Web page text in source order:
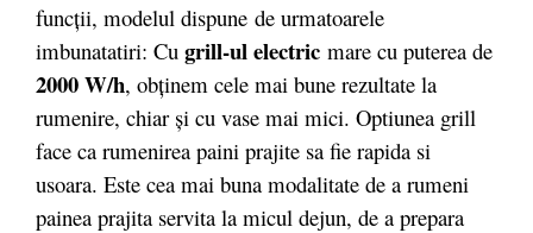
funcții, modelul dispune de urmatoarele
imbunatatiri: Cu grill-ul electric mare cu puterea de
2000 W/h, obţinem cele mai bune rezultate la
rumenire, chiar şi cu vase mai mici. Optiunea grill
face ca rumenirea paini prajite sa fie rapida si
usoara. Este cea mai buna modalitate de a rumeni
painea prajita servita la micul dejun, de a prepara